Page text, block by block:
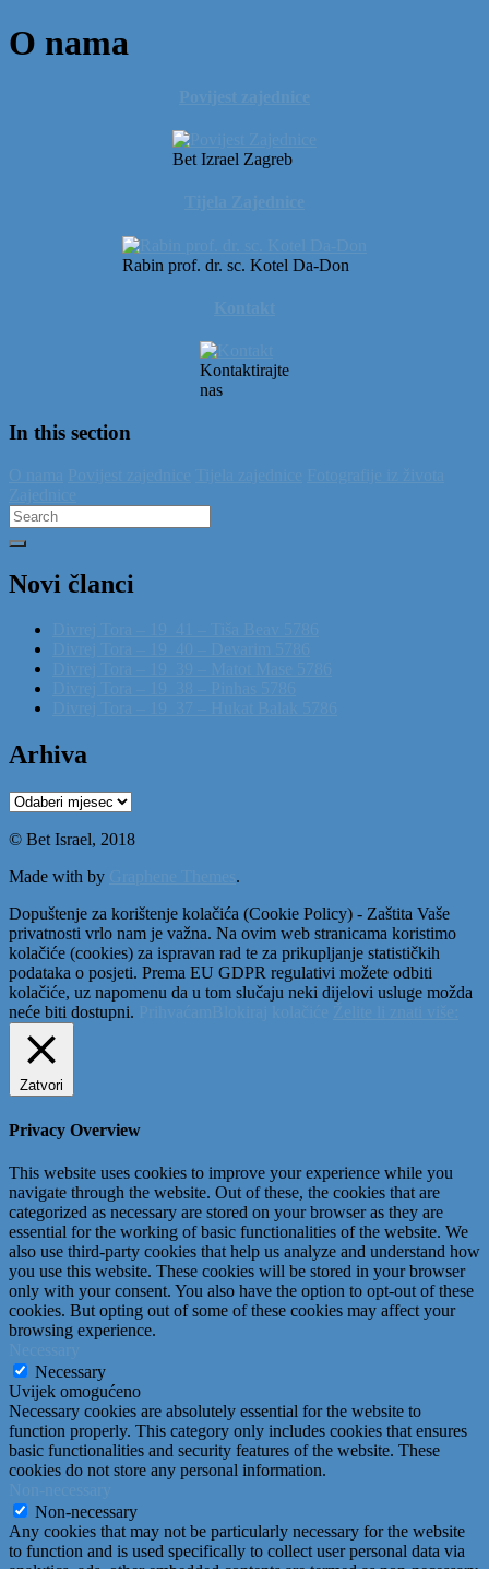
O nama
Bet Izrael Zagreb
Rabin prof. dr. sc. Kotel Da-Don
Kontaktirajte
nas
In this section
Search
for:
Novi članci
Arhiva
Arhiva
© Bet Israel, 2018
Made with by
.
Dopuštenje za korištenje kolačića (Cookie Policy) - Zaštita Vaše
privatnosti vrlo nam je važna. Na ovim web stranicama koristimo
kolačiće (cookies) za ispravan rad te za prikupljanje statističkih
podataka o posjeti. Prema EU GDPR regulativi možete odbiti
kolačiće, uz napomenu da u tom slučaju neki dijelovi usluge možda
neće biti dostupni.
Zatvori
Privacy Overview
This website uses cookies to improve your experience while you
navigate through the website. Out of these, the cookies that are
categorized as necessary are stored on your browser as they are
essential for the working of basic functionalities of the website. We
also use third-party cookies that help us analyze and understand how
you use this website. These cookies will be stored in your browser
only with your consent. You also have the option to opt-out of these
cookies. But opting out of some of these cookies may affect your
browsing experience.
Necessary
Uvijek omogućeno
Necessary cookies are absolutely essential for the website to
function properly. This category only includes cookies that ensures
basic functionalities and security features of the website. These
cookies do not store any personal information.
Non-necessary
Any cookies that may not be particularly necessary for the website
to function and is used specifically to collect user personal data via